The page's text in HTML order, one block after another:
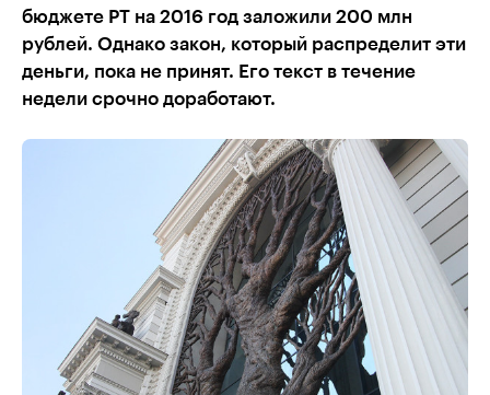
бюджете РТ на 2016 год заложили 200 млн
рублей. Однако закон, который распределит эти
деньги, пока не принят. Его текст в течение
недели срочно доработают.